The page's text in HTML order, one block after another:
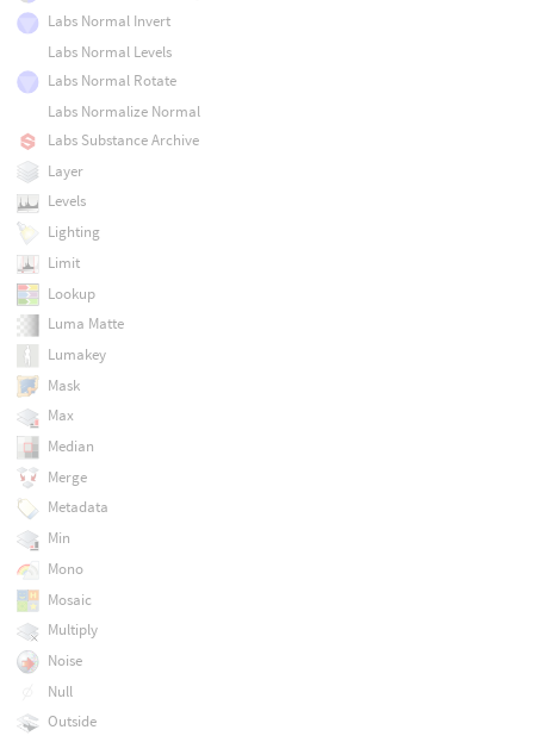
Labs Normal Invert
Labs Normal Levels
Labs Normal Rotate
Labs Normalize Normal
Labs Substance Archive
Layer
Levels
Lighting
Limit
Lookup
Luma Matte
Lumakey
Mask
Max
Median
Merge
Metadata
Min
Mono
Mosaic
Multiply
Noise
Null
Outside